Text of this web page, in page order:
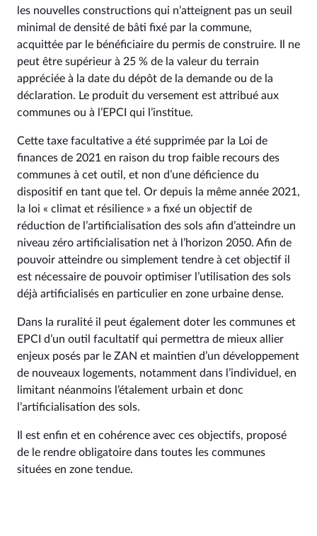
les nouvelles constructions qui n’atteignent pas un seuil
minimal de densité de bâti fixé par la commune,
acquittée par le bénéficiaire du permis de construire. Il ne
peut être supérieur à 25 % de la valeur du terrain
appréciée à la date du dépôt de la demande ou de la
déclaration. Le produit du versement est attribué aux
communes ou à l’EPCI qui l’institue.
Cette taxe facultative a été supprimée par la Loi de
finances de 2021 en raison du trop faible recours des
communes à cet outil, et non d’une déficience du
dispositif en tant que tel. Or depuis la même année 2021,
la loi « climat et résilience » a fixé un objectif de
réduction de l’artificialisation des sols afin d’atteindre un
niveau zéro artificialisation net à l’horizon 2050. Afin de
pouvoir atteindre ou simplement tendre à cet objectif il
est nécessaire de pouvoir optimiser l’utilisation des sols
déjà artificialisés en particulier en zone urbaine dense.
Dans la ruralité il peut également doter les communes et
EPCI d’un outil facultatif qui permettra de mieux allier
enjeux posés par le ZAN et maintien d’un développement
de nouveaux logements, notamment dans l’individuel, en
limitant néanmoins l’étalement urbain et donc
l’artificialisation des sols.
Il est enfin et en cohérence avec ces objectifs, proposé
de le rendre obligatoire dans toutes les communes
situées en zone tendue.